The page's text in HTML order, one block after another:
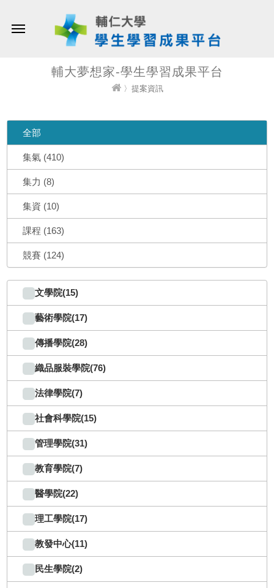
輔大夢想家-學生學習成果平台
〉提案資訊
全部
集氣 (410)
集力 (8)
集資 (10)
課程 (163)
競賽 (124)
文學院(15)
藝術學院(17)
傳播學院(28)
織品服裝學院(76)
法律學院(7)
社會科學院(15)
管理學院(31)
教育學院(7)
醫學院(22)
理工學院(17)
教發中心(11)
民生學院(2)